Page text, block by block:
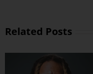
Related Posts